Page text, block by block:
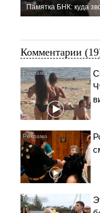
Памятка БНК: куда
Комментарии